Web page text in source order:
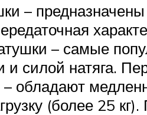
–
– самые
силой натяга.
обладают
(более 25